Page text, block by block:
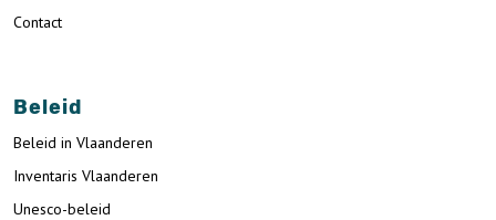
Contact
Beleid
Beleid in Vlaanderen
Inventaris Vlaanderen
Unesco-beleid